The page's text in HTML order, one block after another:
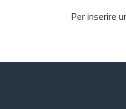
Per inserire